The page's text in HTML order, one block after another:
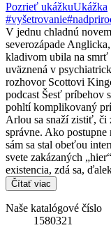
Pozrieť ukážkuUkážka
#vyšetrovanie
V jednu chladnú
severozápade
kladivom ubila na smrť
uväznená v
rozhovor Scottovi
podcast Šesť príbehov
pohltí komplikovaný
Arlou sa snaží zistiť, či
správne. Ako postupne
sám sa stal obeťou
svete zakázaných
existencia, zdá sa,
Čítať viac
Naše katalógové číslo
1580321